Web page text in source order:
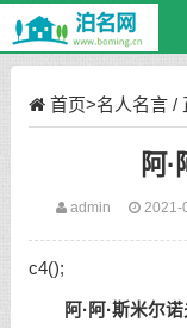
首页>名人名言/
阿
admin 2021-
c4();
阿·阿·斯米尔